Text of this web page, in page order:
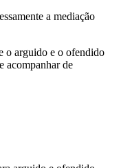
a mediação
o arguido e o ofendido
acompanhar de